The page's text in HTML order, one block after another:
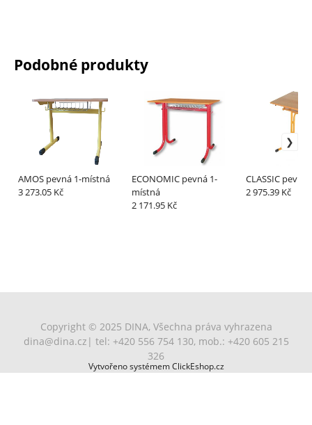
Podobné produkty
AMOS pevná 1-místná
3 273.05 Kč
ECONOMIC pevná 1-
místná
2 171.95 Kč
CLASSIC
2 975.39 Kč
Copyright © 2025 DINA, Všechna práva vyhrazena
dina@dina.cz | tel: +420 556 754 130, mob.: +420 605 215
326
Vytvořeno systémem ClickEshop.cz